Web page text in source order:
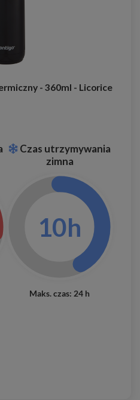
- 360ml - Licorice
Czas utrzymywania
zimna
10h
Maks. czas: 24 h